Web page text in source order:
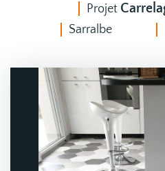
Projet
Sarralbe